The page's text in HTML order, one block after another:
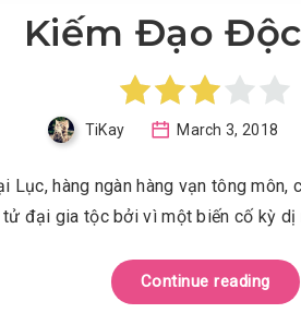
Kiếm Đạo
TiKay March 3, 2018
Lục, hàng ngàn hàng vạn tông
tử đại gia tộc bởi vì một biến cố kỳ
Continue reading